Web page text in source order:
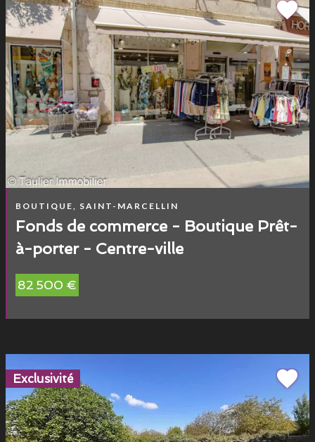
BOUTIQUE, SAINT-MARCELLIN
Fonds de commerce - Boutique Prêt-
à-porter - Centre-ville
82 500 €
Exclusivité